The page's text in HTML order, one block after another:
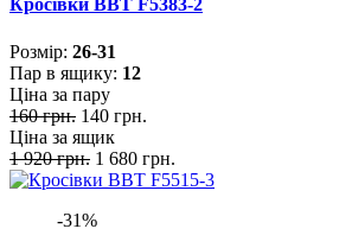
Кросівки BBT F5383-2
Розмiр: 26-31
Пар в ящику: 12
Ціна за пару
160 грн. 140 грн.
Ціна за ящик
1 920 грн. 1 680 грн.
-31%